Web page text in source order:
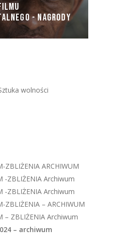
- NAGRODY
wolności
ZBLIŻENIA ARCHIWUM
-ZBLIŻENIA Archiwum
-ZBLIŻENIA Archiwum
ZBLIŻENIA – ARCHIWUM
– ZBLIŻENIA Archiwum
– archiwum